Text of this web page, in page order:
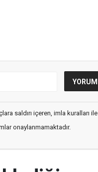
saldırı içeren, imla kuralları ile
onaylanmamaktadır.